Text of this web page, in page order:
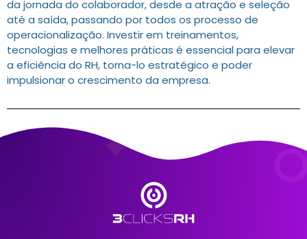
da jornada do colaborador, desde a atração e seleção
até a saída, passando por todos os processo de
operacionalização. Investir em treinamentos,
tecnologias e melhores práticas é essencial para elevar
a eficiência do RH, torna-lo estratégico e poder
impulsionar o crescimento da empresa.